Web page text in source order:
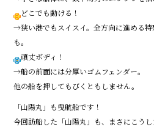
どこでも動ける！
→狭い港でもスイスイ。全方向に進める
も。
頑丈ボディ！
→船の前面には分厚いゴムフェンダー。
他の船を押してもびくともしません。
「山陽丸」も曳航船です！
今回訪船した「山陽丸」も、まさにこう